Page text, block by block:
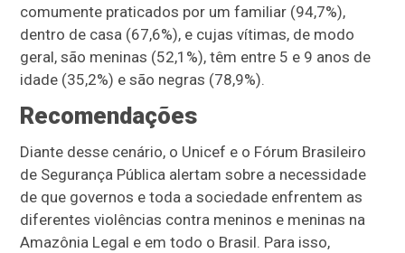
comumente praticados por um familiar (94,7%),
dentro de casa (67,6%), e cujas vítimas, de modo
geral, são meninas (52,1%), têm entre 5 e 9 anos de
idade (35,2%) e são negras (78,9%).
Recomendações
Diante desse cenário, o Unicef e o Fórum Brasileiro
de Segurança Pública alertam sobre a necessidade
de que governos e toda a sociedade enfrentem as
diferentes violências contra meninos e meninas na
Amazônia Legal e em todo o Brasil. Para isso,